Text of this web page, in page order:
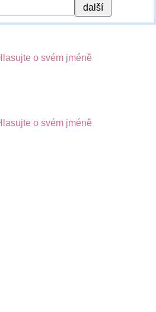
o svém jméně
o svém jméně